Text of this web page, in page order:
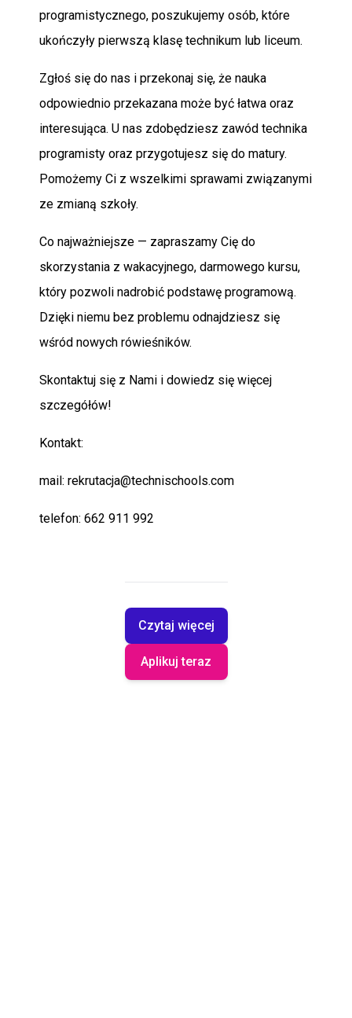
programistycznego, poszukujemy osób, które
ukończyły pierwszą klasę technikum lub liceum.
Zgłoś się do nas i przekonaj się, że nauka
odpowiednio przekazana może być łatwa oraz
interesująca. U nas zdobędziesz zawód technika
programisty oraz przygotujesz się do matury.
Pomożemy Ci z wszelkimi sprawami związanymi
ze zmianą szkoły.
Co najważniejsze — zapraszamy Cię do
skorzystania z wakacyjnego, darmowego kursu,
który pozwoli nadrobić podstawę programową.
Dzięki niemu bez problemu odnajdziesz się
wśród nowych rówieśników.
Skontaktuj się z Nami i dowiedz się więcej
szczegółów!
Kontakt:
mail: rekrutacja@technischools.com
telefon: 662 911 992
Czytaj więcej
Aplikuj teraz